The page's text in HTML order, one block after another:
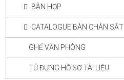
BÀN HỌP
CATALOGUE BÀN CHÂN SẮT
GHẾ VĂN PHÒNG
TỦ ĐỰNG HỒ SƠ TÀI LIỆU